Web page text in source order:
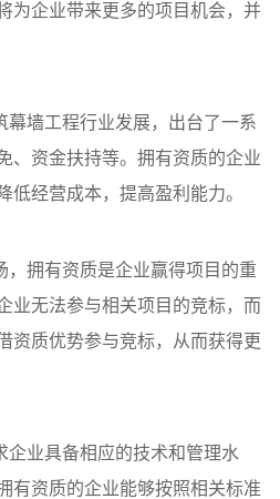
为企业带来更多的项目机会，并
幕墙工程行业发展，出台了一系
、资金扶持等。拥有资质的企业
低经营成本，提高盈利能力。
，拥有资质是企业赢得项目的重
业无法参与相关项目的竞标，而
资质优势参与竞标，从而获得更
企业具备相应的技术和管理水
有资质的企业能够按照相关标准